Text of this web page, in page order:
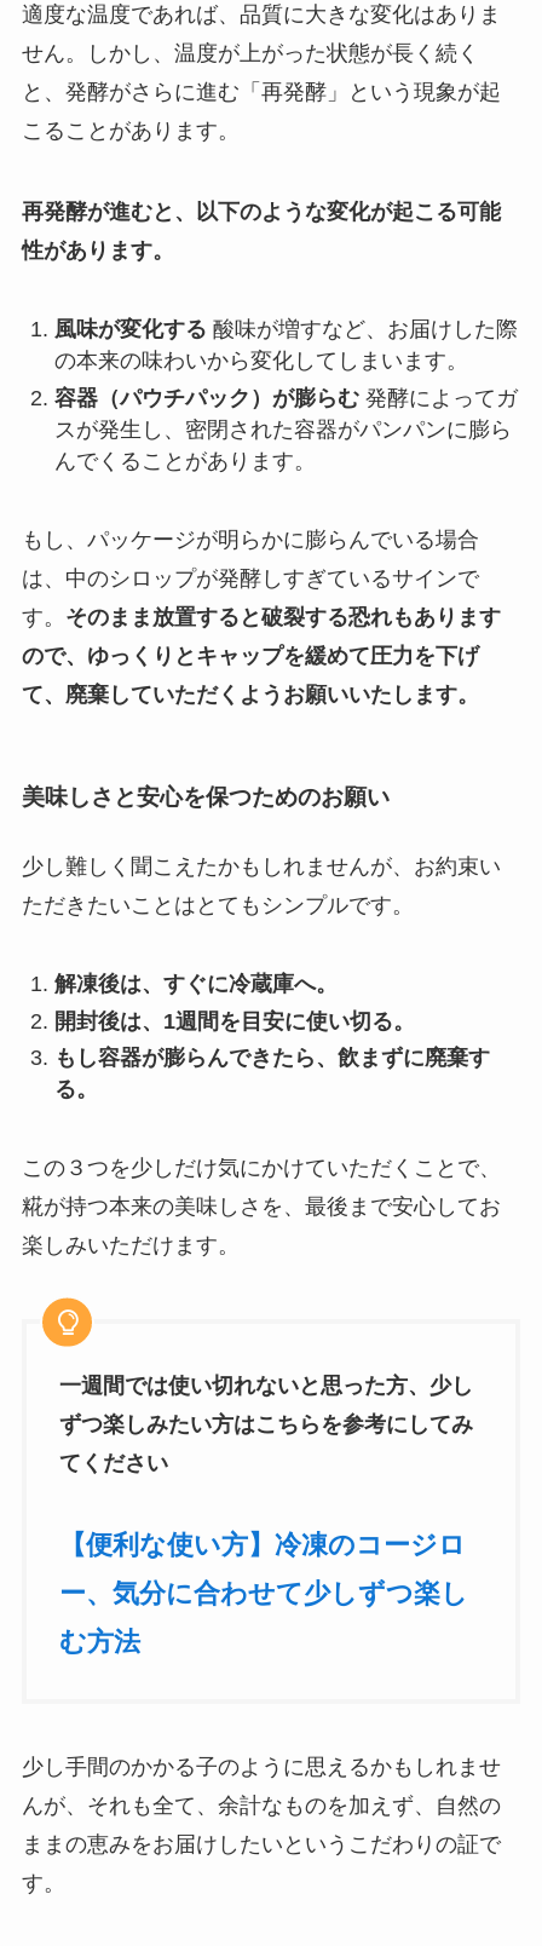
適度な温度であれば、品質に大きな変化はありま
せん。しかし、温度が上がった状態が長く続く
と、発酵がさらに進む「再発酵」という現象が起
こることがあります。
再発酵が進むと、以下のような変化が起こる可能
性があります。
風味が変化する 酸味が増すなど、お届けした際
の本来の味わいから変化してしまいます。
容器（パウチパック）が膨らむ発酵によってガ
スが発生し、密閉された容器がパンパンに膨ら
んでくることがあります。
もし、パッケージが明らかに膨らんでいる場合
は、中のシロップが発酵しすぎているサインで
す。 そのまま放置すると破裂する恐れもあります
ので、ゆっくりとキャップを緩めて圧力を下げ
て、廃棄していただくようお願いいたします。
美味しさと安心を保つためのお願い
少し難しく聞こえたかもしれませんが、お約束い
ただきたいことはとてもシンプルです。
解凍後は、すぐに冷蔵庫へ。
開封後は、1週間を目安に使い切る。
もし容器が膨らんできたら、飲まずに廃棄す
る。
この３つを少しだけ気にかけていただくことで、
糀が持つ本来の美味しさを、最後まで安心してお
楽しみいただけます。
一週間では使い切れないと思った方、少し
ずつ楽しみたい方はこちらを参考にしてみ
てください
【便利な使い方】冷凍のコージロ
ー、気分に合わせて少しずつ楽し
む方法
少し手間のかかる子のように思えるかもしれませ
んが、それも全て、余計なものを加えず、自然の
ままの恵みをお届けしたいというこだわりの証で
す。